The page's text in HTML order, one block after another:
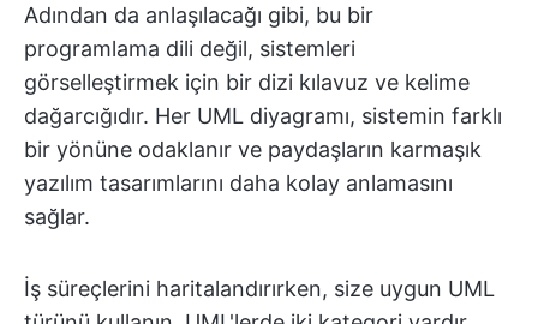
Adından da anlaşılacağı gibi, bu bir
programlama dili değil, sistemleri
görselleştirmek için bir dizi kılavuz ve kelime
dağarcığıdır. Her UML diyagramı, sistemin farklı
bir yönüne odaklanır ve paydaşların karmaşık
yazılım tasarımlarını daha kolay anlamasını
sağlar.
İş süreçlerini haritalandırırken, size uygun UML